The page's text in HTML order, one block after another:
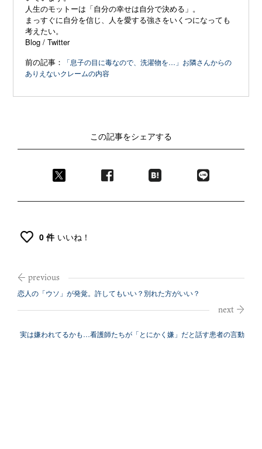
人生のモットーは「自分の幸せは自分で決める」。
まっすぐに自分を信じ、 人を愛する強さをいくつになっても
考えたい。
Blog /Twitter
前の記事：
「息子の目に毒なので、洗濯物を…」お隣さんからの
ありえないクレームの内容
この記事をシェアする
0 件 いいね！
恋人の「ウソ」が発覚。許してもいい？別れた方がいい？
実は嫌われてるかも…看護師たちが「とにかく嫌」だと話す患者の言動